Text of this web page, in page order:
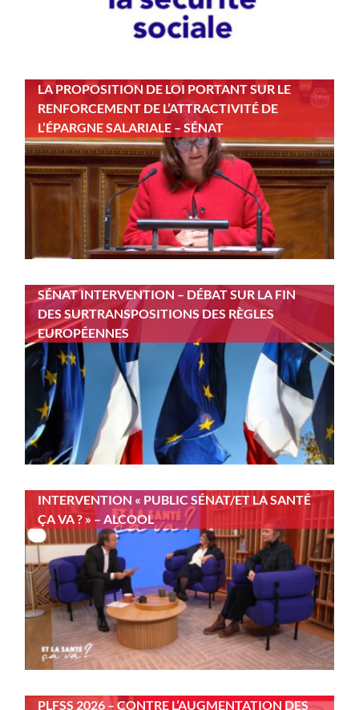
LA PROPOSITION DE LOI PORTANT SUR LE
RENFORCEMENT DE L’ATTRACTIVITÉ DE
L’ÉPARGNE SALARIALE – SÉNAT
SÉNAT INTERVENTION – DÉBAT SUR LA FIN
DES SURTRANSPOSITIONS DES RÈGLES
EUROPÉENNES
INTERVENTION « PUBLIC SÉNAT/ET LA SANTÉ
ÇA VA ? » – ALCOOL
PLFSS 2026 – CONTRE L’AUGMENTATION DES